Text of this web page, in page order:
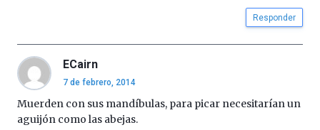
Cátedra…
Responder
ECairn
7 de febrero, 2014
Muerden con sus mandíbulas, para picar necesitarían un
aguijón como las abejas.